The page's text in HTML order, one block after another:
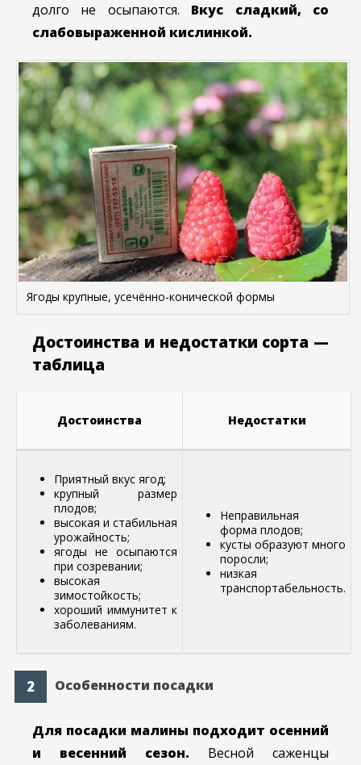
долго не осыпаются. Вкус сладкий, со
слабовыраженной кислинкой.
Ягоды крупные, усечённо-конической формы
Достоинства и недостатки сорта —
таблица
Достоинства Недостатки
Приятный вкус ягод;
крупный размер
плодов;
высокая и стабильная
урожайность;
ягоды не осыпаются
при созревании;
высокая
зимостойкость;
хороший иммунитет к
заболеваниям.
Неправильная
форма плодов;
кусты образуют много
поросли;
низкая
транспортабельность.
Особенности посадки
Для посадки малины подходит осенний
и весенний сезон. Весной саженцы